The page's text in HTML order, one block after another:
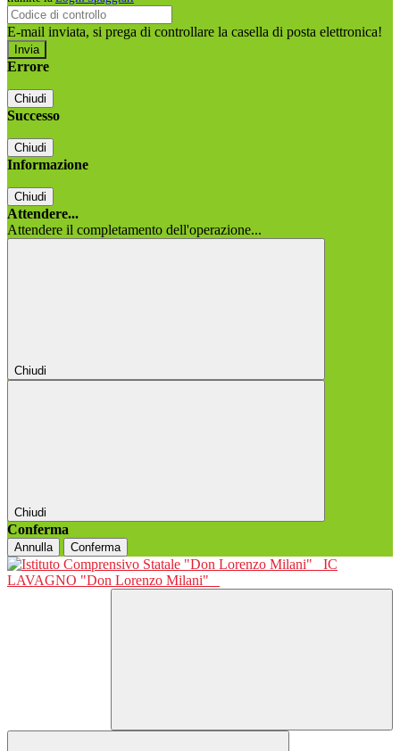
E-mail inviata, si prega di controllare la casella di posta elettronica!
Errore
Chiudi
Successo
Chiudi
Informazione
Chiudi
Attendere...
Attendere il completamento dell'operazione...
Chiudi
Chiudi
Conferma
Annulla Conferma
IC
LAVAGNO "Don Lorenzo Milani"